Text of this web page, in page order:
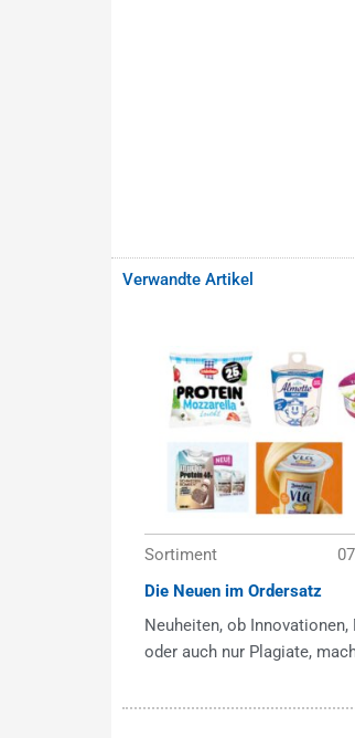
Verwandte Artikel
Sortiment
Die Neuen im Ordersatz
Neuheiten, ob Innovationen,
oder auch nur Plagiate,